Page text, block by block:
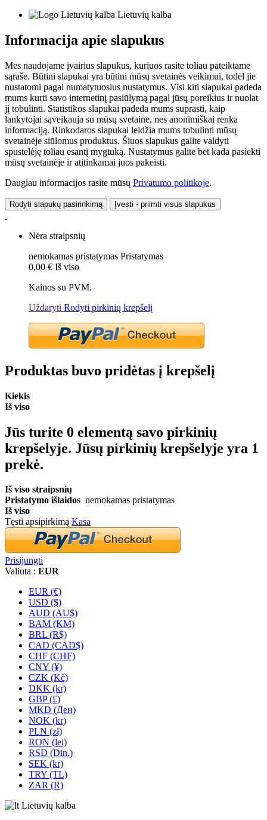
Lietuvių kalba
Informacija apie slapukus
Mes naudojame įvairius slapukus, kuriuos rasite toliau pateiktame
sąraše. Būtini slapukai yra būtini mūsų svetainės veikimui, todėl jie
nustatomi pagal numatytuosius nustatymus. Visi kiti slapukai padeda
mums kurti savo internetinį pasiūlymą pagal jūsų poreikius ir nuolat
jį tobulinti. Statistikos slapukai padeda mums suprasti, kaip
lankytojai sąveikauja su mūsų svetaine, nes anonimiškai renka
informaciją. Rinkodaros slapukai leidžia mums tobulinti mūsų
svetainėje siūlomus produktus. Šiuos slapukus galite valdyti
spustelėję toliau esantį mygtuką. Nustatymus galite bet kada pasiekti
mūsų svetainėje ir atitinkamai juos pakeisti.
Daugiau informacijos rasite mūsų Privatumo politikoje.
Rodyti slapukų pasirinkimą Įvesti - priimti visus slapukus
Nėra straipsnių
nemokamas pristatymas Pristatymas
0,00 € Iš viso
Kainos su PVM.
Uždaryti Rodyti pirkinių krepšelį
Produktas buvo pridėtas į krepšelį
Kiekis
Iš viso
Jūs turite 0 elementą savo pirkinių
krepšelyje. Jūsų pirkinių krepšelyje yra 1
prekė.
Iš viso straipsnių
Pristatymo išlaidos nemokamas pristatymas
Iš viso
Tęsti apsipirkimą Kasa
Prisijungti
Valiuta : EUR
EUR (€)
USD ($)
AUD (AU$)
BAM (KM)
BRL (R$)
CAD (CAD$)
CHF (CHF)
CNY (¥)
CZK (Kč)
DKK (kr)
GBP (£)
MKD (Ден)
NOK (kr)
PLN (zł)
RON (lei)
RSD (Din.)
SEK (kr)
TRY (TL)
ZAR (R)
Lietuvių kalba